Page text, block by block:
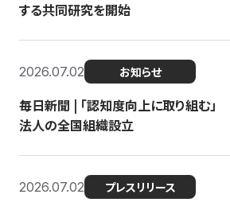
する共同研究を開始
2026.07.02 お知らせ
毎日新聞 | 「認知度向上に取り組む」
法人の全国組織設立
2026.07.02 プレスリリース